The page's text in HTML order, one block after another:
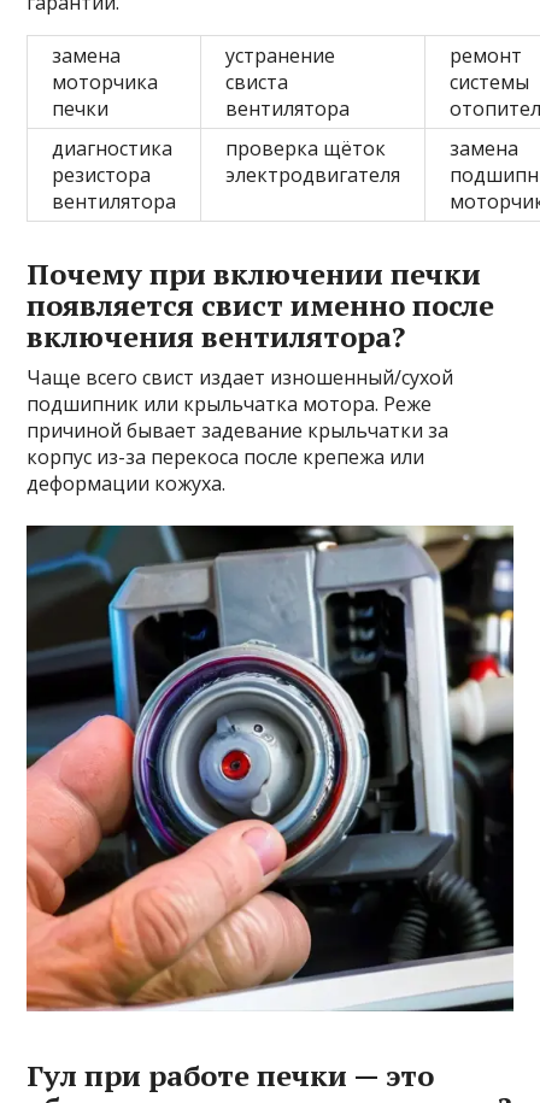
замена
моторчика
печки
устранение
свиста
вентилятора
ремонт
системы
диагностика
резистора
вентилятора
проверка щёток
электродвигателя
замена
Почему при включении печки
появляется свист именно после
включения вентилятора?
Чаще всего свист издает изношенный/сухой
подшипник или крыльчатка мотора. Реже
причиной бывает задевание крыльчатки за
корпус из-за перекоса после крепежа или
деформации кожуха.
Гул при работе печки — это